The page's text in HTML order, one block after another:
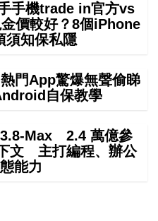
手機trade in官方vs
價較好？8個iPhone
須知保私隱
門App驚爆無聲偷睇
自保教學
3.8-Max 2.4 萬億參
文 主打編程、辦公
能力